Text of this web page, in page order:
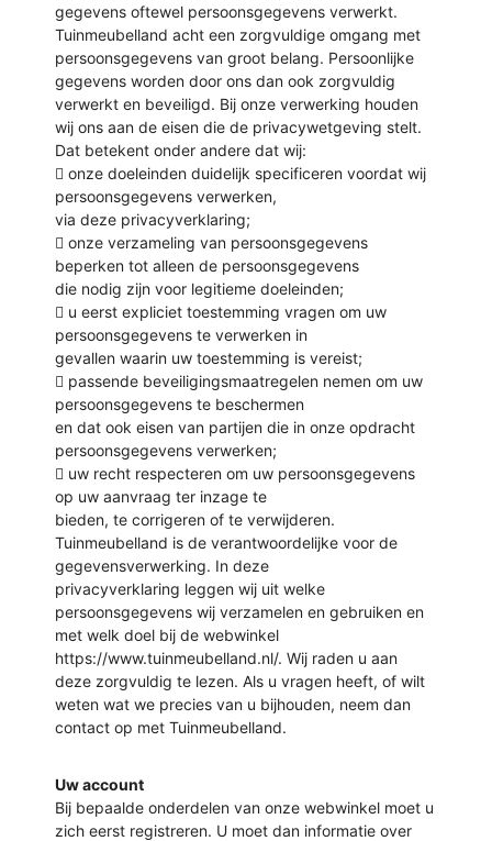
gegevens oftewel persoonsgegevens verwerkt.
Tuinmeubelland acht een zorgvuldige omgang met
persoonsgegevens van groot belang. Persoonlijke
gegevens worden door ons dan ook zorgvuldig
verwerkt en beveiligd. Bij onze verwerking houden
wij ons aan de eisen die de privacywetgeving stelt.
Dat betekent onder andere dat wij:
 onze doeleinden duidelijk specificeren voordat wij
persoonsgegevens verwerken,
via deze privacyverklaring;
 onze verzameling van persoonsgegevens
beperken tot alleen de persoonsgegevens
die nodig zijn voor legitieme doeleinden;
 u eerst expliciet toestemming vragen om uw
persoonsgegevens te verwerken in
gevallen waarin uw toestemming is vereist;
 passende beveiligingsmaatregelen nemen om uw
persoonsgegevens te beschermen
en dat ook eisen van partijen die in onze opdracht
persoonsgegevens verwerken;
 uw recht respecteren om uw persoonsgegevens
op uw aanvraag ter inzage te
bieden, te corrigeren of te verwijderen.
Tuinmeubelland is de verantwoordelijke voor de
gegevensverwerking. In deze
privacyverklaring leggen wij uit welke
persoonsgegevens wij verzamelen en gebruiken en
met welk doel bij de webwinkel
https://www.tuinmeubelland.nl/. Wij raden u aan
deze zorgvuldig te lezen. Als u vragen heeft, of wilt
weten wat we precies van u bijhouden, neem dan
contact op met Tuinmeubelland.
Uw account
Bij bepaalde onderdelen van onze webwinkel moet u
zich eerst registreren. U moet dan informatie over